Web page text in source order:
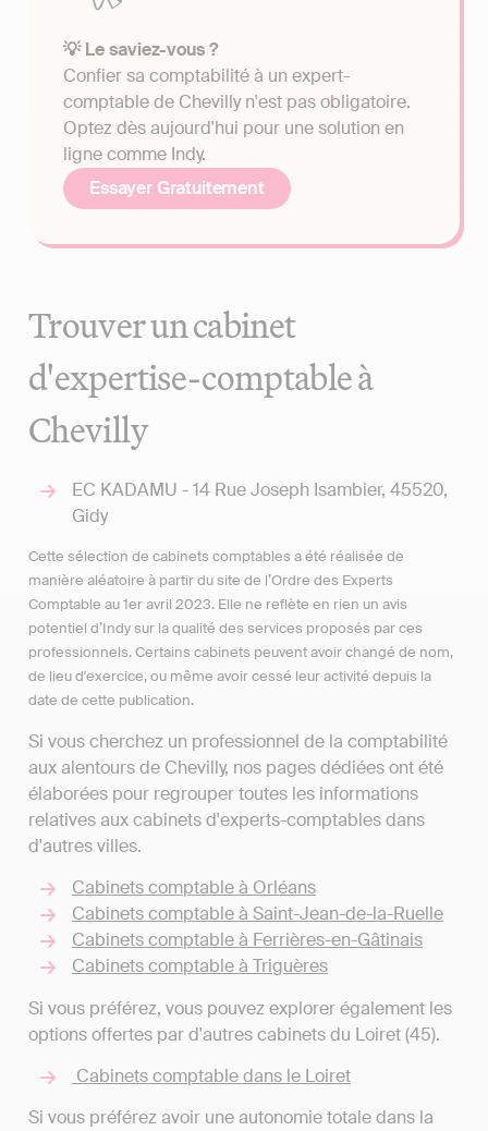
💡 Le saviez-vous ?
Confier sa comptabilité à un expert-
comptable de Chevilly n'est pas obligatoire.
Optez dès aujourd'hui pour une solution en
ligne comme Indy.
Essayer Gratuitement
Trouver un cabinet
d'expertise-comptable à
Chevilly
EC KADAMU - 14 Rue Joseph Isambier, 45520,
Gidy
Cette sélection de cabinets comptables a été réalisée de
manière aléatoire à partir du site de l’Ordre des Experts
Comptable au 1er avril 2023. Elle ne reflète en rien un avis
potentiel d’Indy sur la qualité des services proposés par ces
professionnels. Certains cabinets peuvent avoir changé de nom,
de lieu d'exercice, ou même avoir cessé leur activité depuis la
date de cette publication.
Si vous cherchez un professionnel de la comptabilité
aux alentours de Chevilly, nos pages dédiées ont été
élaborées pour regrouper toutes les informations
relatives aux cabinets d'experts-comptables dans
d'autres villes.
Cabinets comptable à Orléans
Cabinets comptable à Saint-Jean-de-la-Ruelle
Cabinets comptable à Ferrières-en-Gâtinais
Cabinets comptable à Triguères
Si vous préférez, vous pouvez explorer également les
options offertes par d'autres cabinets du Loiret (45).
Cabinets comptable dans le Loiret
Si vous préférez avoir une autonomie totale dans la